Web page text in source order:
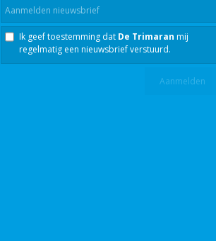
Ik geef toestemming dat De Trimaran mij
regelmatig een nieuwsbrief verstuurd.